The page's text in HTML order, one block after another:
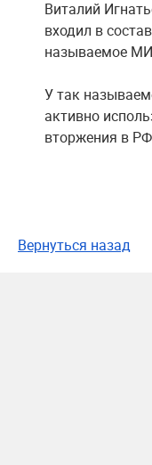
Виталий
входил в
называемое
У так
активно
вторжения в
Вернуться назад